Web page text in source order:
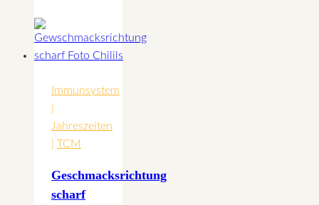
golden
gelbe
und
ihre
Heilkraft
Immunsystem
Jahreszeiten
TCM
Geschmacksrichtung
scharf